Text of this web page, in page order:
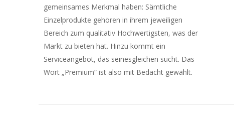
gemeinsames Merkmal haben: Sämtliche
Einzelprodukte gehören in ihrem jeweiligen
Bereich zum qualitativ Hochwertigsten, was der
Markt zu bieten hat. Hinzu kommt ein
Serviceangebot, das seinesgleichen sucht. Das
Wort „Premium“ ist also mit Bedacht gewählt.